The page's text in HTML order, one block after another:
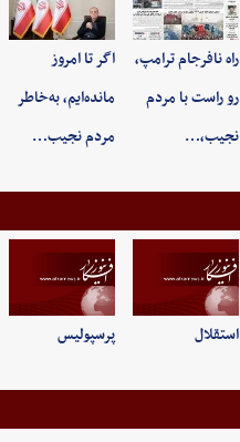
راه نافرجام ترامپ،
رو راست با مردم
نجیب،…
اگر تا امروز
مانده‌ایم، به‌خاطر
مردم نجیب…
استقلال پرسپولیس